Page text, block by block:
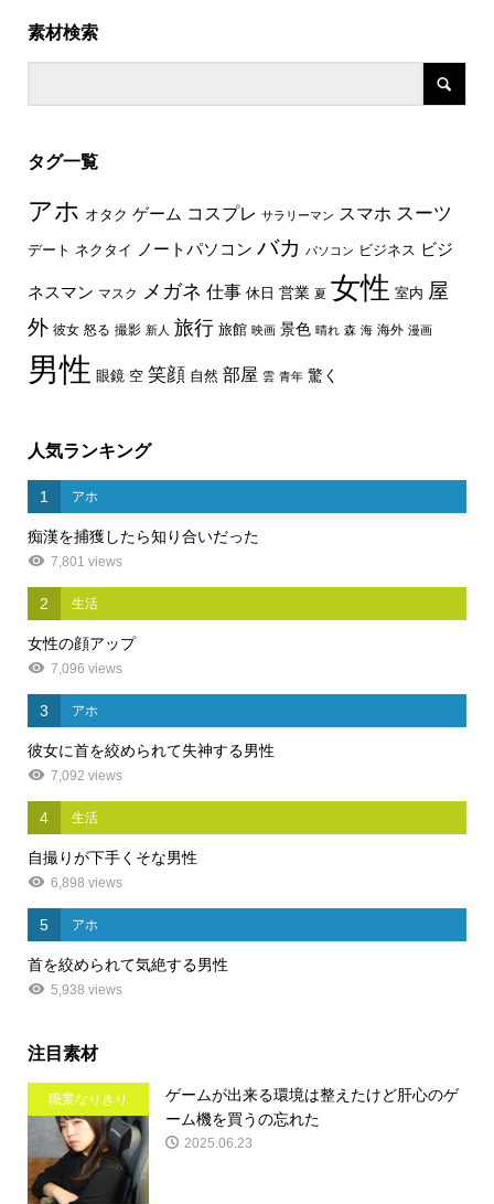
素材検索
タグ一覧
アホ オタク ゲーム コスプレ サラリーマン スマホ スーツ
デート ネクタイ ノートパソコン バカ パソコン ビジネス ビジ
ネスマン マスク メガネ 仕事 休日 営業 夏 女性 室内 屋
外 彼女 怒る 撮影 新人 旅行 旅館 映画 景色 晴れ 森 海 海外 漫画
男性 眼鏡 空 笑顔 自然 部屋 雲 青年 驚く
人気ランキング
1 アホ
痴漢を捕獲したら知り合いだった
7,801 views
2 生活
女性の顔アップ
7,096 views
3 アホ
彼女に首を絞められて失神する男性
7,092 views
4 生活
自撮りが下手くそな男性
6,898 views
5 アホ
首を絞められて気絶する男性
5,938 views
注目素材
職業なりきり
ゲームが出来る環境は整えたけど肝心のゲ
ーム機を買うの忘れた
2025.06.23